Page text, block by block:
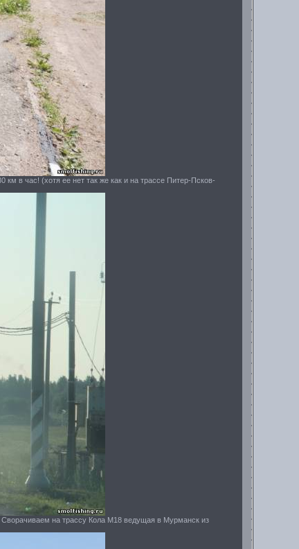
км в час! (хотя ее нет так же как и на трассе Питер-Псков-
Сворачиваем на трассу Кола М18 ведущая в Мурманск из